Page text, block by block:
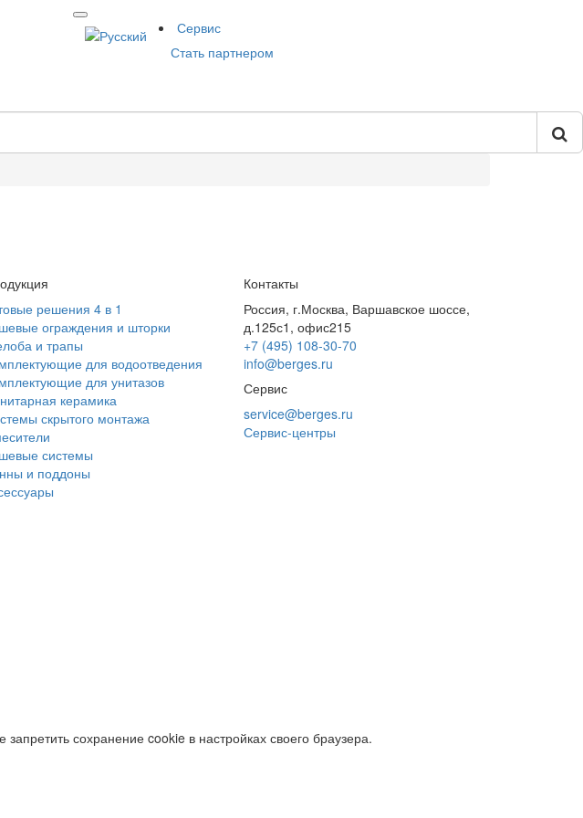
Сервис
Стать партнером
решения 4 в 1
ограждения и шторки
и трапы
для водоотведения
для унитазов
керамика
скрытого монтажа
системы
и поддоны
Контакты
Россия, г.Москва, Варшавское шоссе,
д.125с1, офис215
+7 (495) 108-30-70
info@berges.ru
Сервис
service@berges.ru
Сервис-центры
сохранение cookie в настройках своего браузера.